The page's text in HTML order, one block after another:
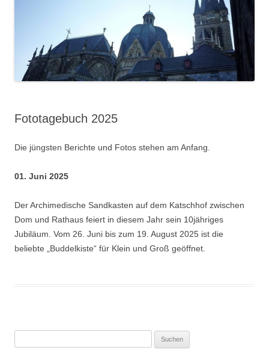
Fototagebuch 2025
Die jüngsten Berichte und Fotos stehen am Anfang.
01. Juni 2025
Der Archimedische Sandkasten auf dem Katschhof zwischen
Dom und Rathaus feiert in diesem Jahr sein 10jähriges
Jubiläum. Vom 26. Juni bis zum 19. August 2025 ist die
beliebte „Buddelkiste“ für Klein und Groß geöffnet.
nach: